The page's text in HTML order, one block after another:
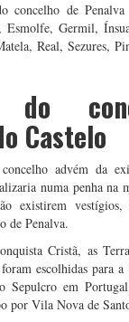
concelho de
Esmolfe, Germil,
Real, Sezures,
do
Castelo
advém da
numa penha na
existirem
de Penalva.
Cristã, as
escolhidas para
Sepulcro em
por Vila Nova de